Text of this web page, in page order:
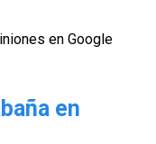
en Google
en